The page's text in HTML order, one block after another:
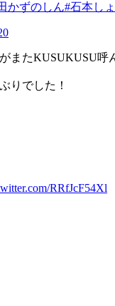
かずのしん#石本し
またKUSUKUSU呼
りでした！
RRfJcF54Xl